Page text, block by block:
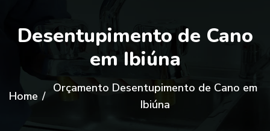
Desentupimento de Cano
em Ibiúna
Home /
Orçamento Desentupimento de Cano em
Ibiúna